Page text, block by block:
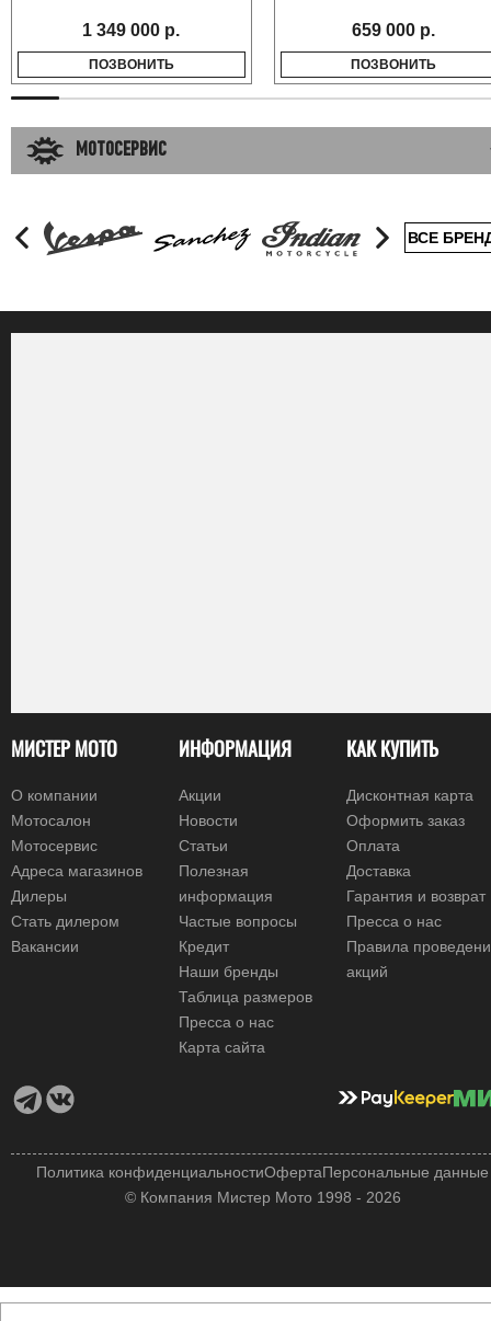
1 349 000 р.
ПОЗВОНИТЬ
659 000 р.
ПОЗВОНИТЬ
МОТОСЕРВИС
ВСЕ
МИСТЕР МОТО
О компании
Мотосалон
Мотосервис
Адреса магазинов
Дилеры
Стать дилером
Вакансии
ИНФОРМАЦИЯ
Акции
Новости
Статьи
Полезная
информация
Частые вопросы
Кредит
Наши бренды
Таблица размеров
Пресса о нас
Карта сайта
КАК КУПИТЬ
Дисконтная карта
Оформить заказ
Оплата
Доставка
Гарантия и возврат
Пресса о нас
Правила
акций
© Компания Мистер Мото 1998 - 2026
Политика конфиденциальностиОфертаПерсональные данные